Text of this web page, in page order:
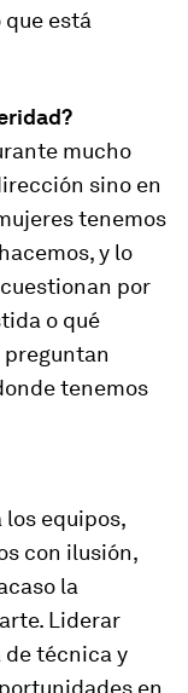
que está
mucho
sino en
tenemos
y lo
por
o qué
tenemos
los equipos,
con ilusión,
la
Liderar
técnica y
en